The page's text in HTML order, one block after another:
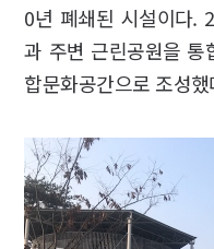
0년 폐쇄된 시설이다.
과 주변 근린공원을
합문화공간으로 조성했